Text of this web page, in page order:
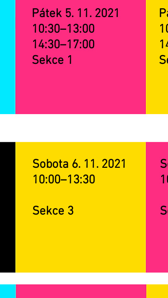
Pátek 5. 11. 2021
10:30–13:00
14:30–17:00
Sekce 1
Sobota 6. 11. 2021
10:00–13:30
Sekce 3